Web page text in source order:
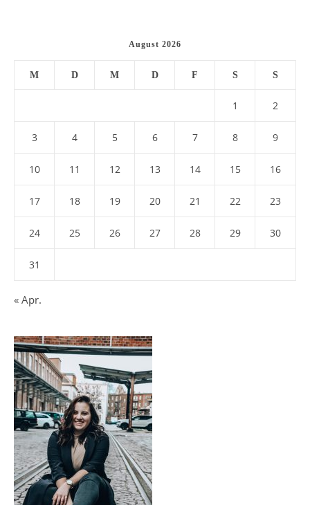
August 2026
M D M D F S S
1 2
3 4 5 6 7 8 9
10 11 12 13 14 15 16
17 18 19 20 21 22 23
24 25 26 27 28 29 30
31
« Apr.